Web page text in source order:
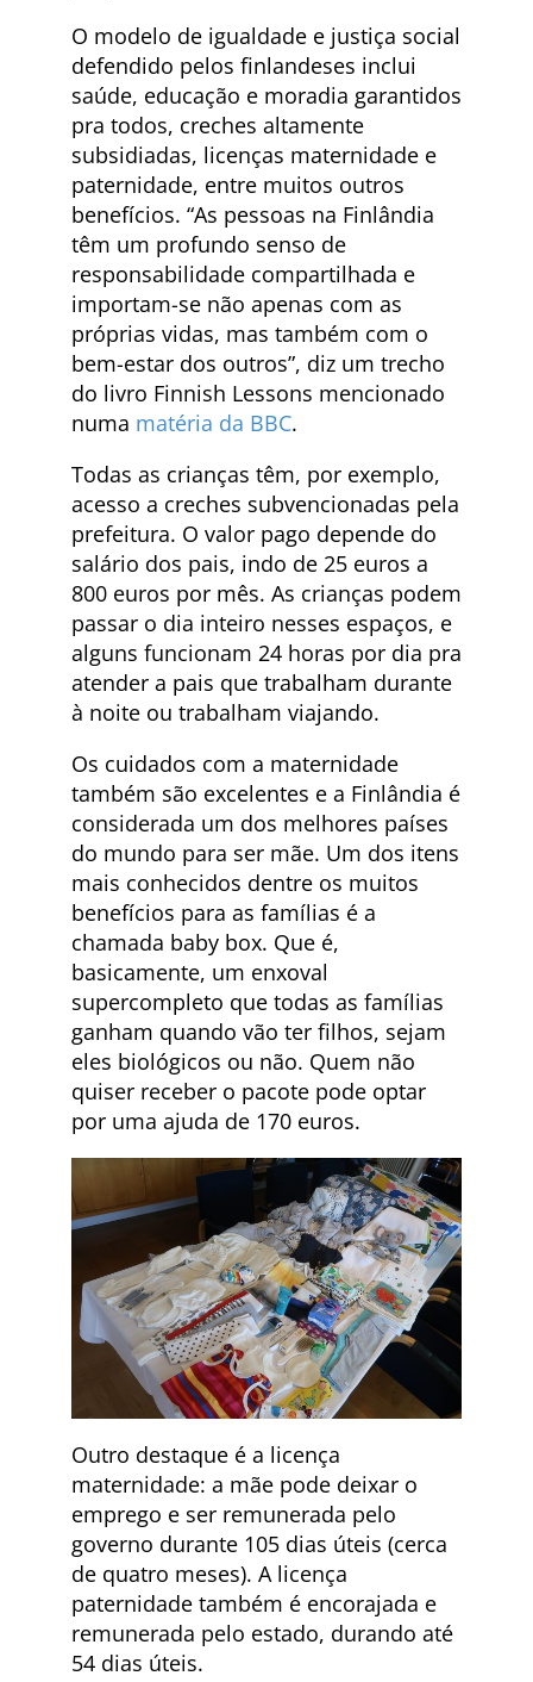
O modelo de igualdade e justiça social
defendido pelos finlandeses inclui
saúde, educação e moradia garantidos
pra todos, creches altamente
subsidiadas, licenças maternidade e
paternidade, entre muitos outros
benefícios. “As pessoas na Finlândia
têm um profundo senso de
responsabilidade compartilhada e
importam-se não apenas com as
próprias vidas, mas também com o
bem-estar dos outros”, diz um trecho
do livro Finnish Lessons mencionado
numa matéria da BBC.
Todas as crianças têm, por exemplo,
acesso a creches subvencionadas pela
prefeitura. O valor pago depende do
salário dos pais, indo de 25 euros a
800 euros por mês. As crianças podem
passar o dia inteiro nesses espaços, e
alguns funcionam 24 horas por dia pra
atender a pais que trabalham durante
à noite ou trabalham viajando.
Os cuidados com a maternidade
também são excelentes e a Finlândia é
considerada um dos melhores países
do mundo para ser mãe. Um dos itens
mais conhecidos dentre os muitos
benefícios para as famílias é a
chamada baby box. Que é,
basicamente, um enxoval
supercompleto que todas as famílias
ganham quando vão ter filhos, sejam
eles biológicos ou não. Quem não
quiser receber o pacote pode optar
por uma ajuda de 170 euros.
Outro destaque é a licença
maternidade: a mãe pode deixar o
emprego e ser remunerada pelo
governo durante 105 dias úteis (cerca
de quatro meses). A licença
paternidade também é encorajada e
remunerada pelo estado, durando até
54 dias úteis.